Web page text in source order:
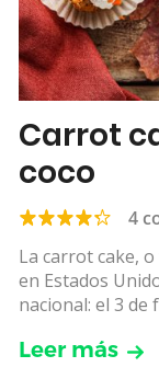
Carrot
coco
4
La carrot cake,
en Estados
nacional: el 3 de
Leer más